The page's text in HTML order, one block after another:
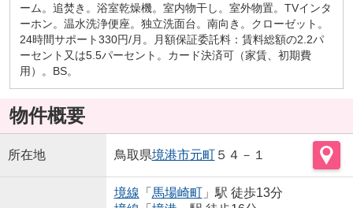
ーム。追焚き。浴室乾燥機。室内物干し。室外物置。TVインタ
ーホン。温水洗浄便座。独立洗面台。南向き。クローゼット。
24時間サポート330円/月。月額保証委託料：賃料総額の2.2パ
ーセント又は5.5パーセント。カード決済可（家賃、初期費
用）。BS。
物件概要
所在地 鳥取県境港市元町５４－１
境線 「 馬場崎町」駅 徒歩13分